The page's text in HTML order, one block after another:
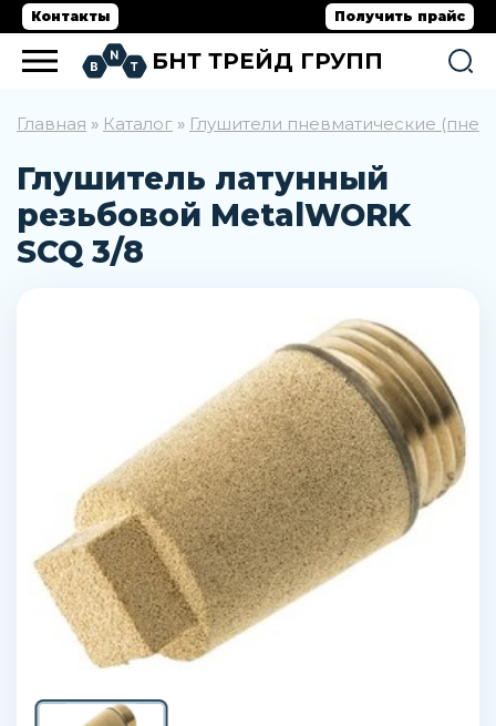
Контакты Получить прайс
БНТ ТРЕЙД ГРУПП
Главная » Каталог » Глушители пневматические
Глушитель латунный
резьбовой MetalWORK
SCQ 3/8